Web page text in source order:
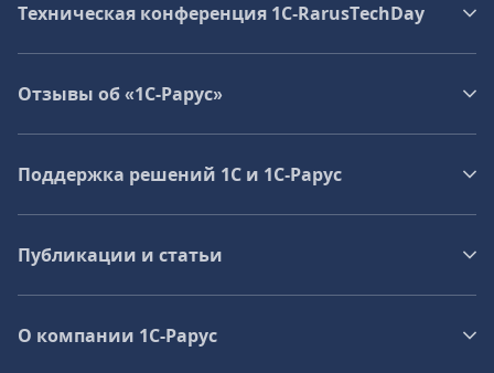
Техническая конференция 1C‑RarusTechDay
Отзывы об «1С-Рарус»
Поддержка решений 1С и 1С‑Рарус
Публикации и статьи
О компании 1C-Рарус